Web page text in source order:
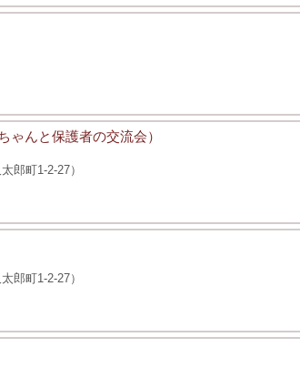
んと保護者の交流会）
郎町1-2-27）
郎町1-2-27）